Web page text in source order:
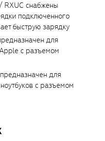
RXUC снабжены
подключенного
быструю зарядку
для
с разъемом
для
с разъемом